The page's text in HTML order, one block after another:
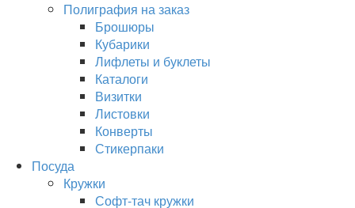
Полиграфия на заказ
Брошюры
Кубарики
Лифлеты и буклеты
Каталоги
Визитки
Листовки
Конверты
Стикерпаки
Посуда
Кружки
Софт-тач кружки